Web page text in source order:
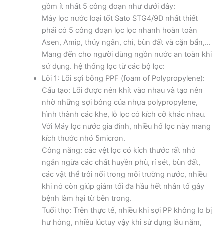
gồm ít nhất 5 công đoạn như dưới đây:
Máy lọc nước loại tốt​ Sato STG4/9D nhất thiết
phải có 5 công đoạn lọc lọc nhanh hoàn toàn
Asen, Amip, thủy ngân, chì, bùn đất và cặn bẩn,…
Mang đến cho người dùng ngồn nước an toàn khi
sử dụng. hệ thống lọc từ các bộ lọc:
Lõi 1: Lõi sợi bông PPF (foam of Polypropylene):
Cấu tạo: Lõi được nén khít vào nhau và tạo nên
nhờ những sợi bông của nhựa polypropylene,
hình thành các khe, lỗ lọc có kích cỡ khác nhau.
Với Máy lọc nước gia đình, nhiều hố lọc này mang
kích thước nhỏ 5micron.
Công năng: các vệt lọc có kích thước rất nhỏ
ngăn ngừa các chất huyền phù, rỉ sét, bùn đất,
các vật thể trôi nổi trong môi trường nước, nhiều
khi nó còn giúp giảm tối đa hầu hết nhân tố gây
bệnh làm hại từ bên trong.
Tuổi thọ: Trên thực tế, nhiều khi sợi PP không lo bị
hư hỏng, nhiều lúctuy vậy khi sử dụng lâu năm,